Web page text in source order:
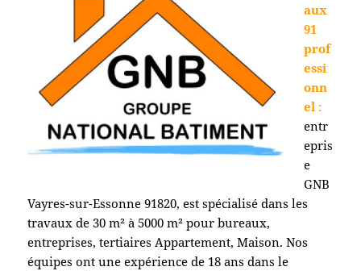
aux
91
prof
essi
onn
el :
entr
epris
e
GNB
Vayres-sur-Essonne 91820, est spécialisé dans les
travaux de 30 m² à 5000 m² pour bureaux,
entreprises, tertiaires Appartement, Maison. Nos
équipes ont une expérience de 18 ans dans le